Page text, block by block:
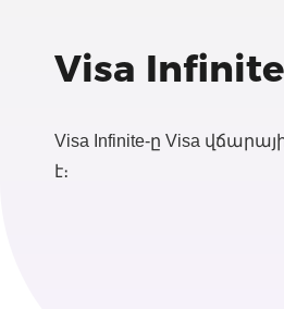
Visa Infinite
Visa Infinite-ը Visa
է։